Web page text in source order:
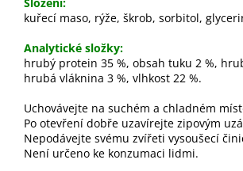
kuřecí maso, rýže, škrob, sorbitol,
Analytické složky:
hrubý protein 35 %, obsah tuku 2 %,
hrubá vláknina 3 %, vlhkost 22 %.
Uchovávejte na suchém a chladném
Po otevření dobře uzavírejte zipovým
Nepodávejte svému zvířeti vysoušecí
Není určeno ke konzumaci lidmi.